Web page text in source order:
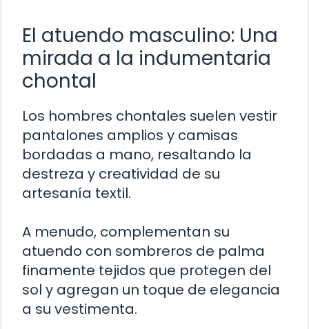
El atuendo masculino: Una
mirada a la indumentaria
chontal
Los hombres chontales suelen vestir
pantalones amplios y camisas
bordadas a mano, resaltando la
destreza y creatividad de su
artesanía textil.
A menudo, complementan su
atuendo con sombreros de palma
finamente tejidos que protegen del
sol y agregan un toque de elegancia
a su vestimenta.